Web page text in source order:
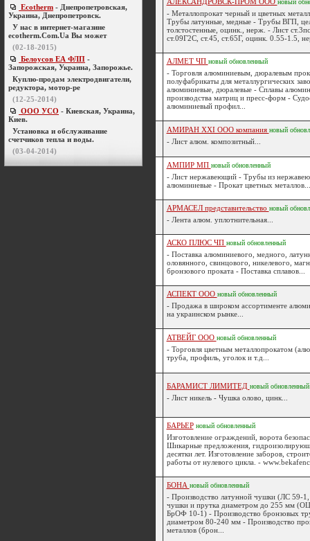
Ecotherm - Днепропетровская,
Украина, Днепропетровск.
У нас в интернет-магазине
ecotherm.Com.Ua Вы может
(02-18-2015)
Белоусов ЕА ФЛП -
Запорожская, Украина, Запорожье.
Куплю-продам электродвигатели,
редуктора, мотор-ре
(12-25-2014)
ООО УСО - Киевская, Украина,
Киев.
Установка и обслуживание
счетчиков тепла и воды.
(03-04-2014)
новый
- Металлопрокат черный и цветных
Трубы латунные, медные - Трубы ВГП,
толстостенные, оцинк., нерж. - Лист
ст.09Г2С, ст.45, ст.65Г, оцинк. 0.55-1.5,
АЛМЕТ ЧП новый обновленный
- Торговля алюминиевым, дюралевым
полуфабрикаты для металлургических
алюминиевые, дюралевые - Сплавы
производства матриц и пресс-форм -
алюминиевый профил...
АМИРАН XXI ООО компания новый
- Лист алюм. композитный...
АМПИР МП новый обновленный
- Лист нержавеющий - Трубы из
алюминиевые - Прокат цветных металлов...
АРМАСЕЛ представительство новый
- Лента алюм. уплотнительная...
АСКО ПЛЮС ЧП новый обновленный
- Поставка алюминиевого, медного,
оловянного, свинцового, никелевого,
бронзового проката - Поставка сплавов...
АСПЕКТ ООО новый обновленный
- Продажа в широком ассортименте
на украинском рынке...
АТВЕЙГ ООО новый обновленный
- Торговля цветным металлопрокатом
труба, профиль, уголок и т.д...
БАРАМИСТ ЛИМИТЕД новый обновленный
- Лист никель - Чушка олово, цинк...
БАРЬЕР новый обновленный
Изготовление ограждений, ворота
Шикарные предложения,
десятки лет. Изготовление заборов,
работы от нулевого цикла. -
БОНА новый обновленный
- Производство латунной чушки (ЛС 59-
чушки и прутка диаметром до 255 мм
БрОФ 10-1) - Производство бронзовых
диаметром 80-240 мм - Производство
металлов (брон...